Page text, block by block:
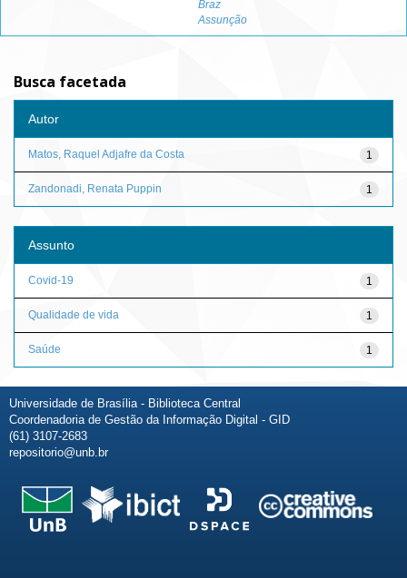
Braz
Assunção
Busca facetada
Autor
1
Matos, Raquel Adjafre da Costa
1
Zandonadi, Renata Puppin
Assunto
1
Covid-19
1
Qualidade de vida
1
Saúde
Universidade de Brasília - Biblioteca Central
Coordenadoria de Gestão da Informação Digital - GID
(61) 3107-2683
repositorio@unb.br